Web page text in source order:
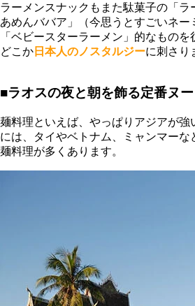
ラーメンスナックもまた駄菓子の「ラ
あめんババア」（今思うとすごいネー
「ベビースターラーメン」的なもの
どこか 日本人のノスタルジーに刺さり
■ラオスの夜と朝を飾る定番ヌ
麺料理といえば、やっぱりアジアが強
には、タイやベトナム、ミャンマーな
麺料理が多くあります。